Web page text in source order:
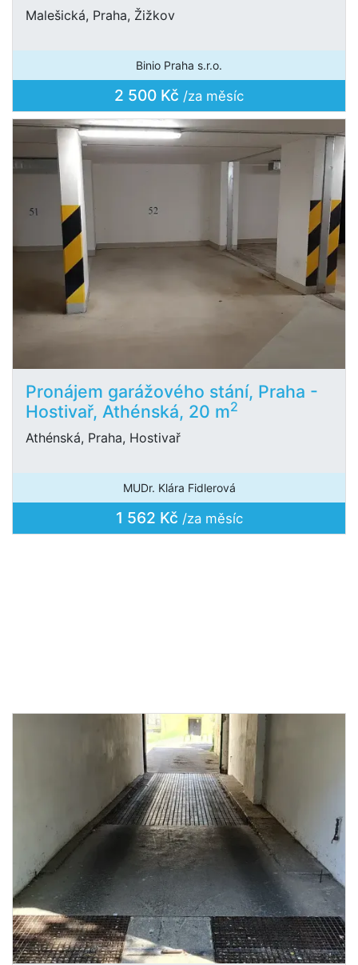
Malešická, Praha, Žižkov
Binio Praha s.r.o.
2 500 Kč /za měsíc
Pronájem garážového stání, Praha -
Hostivař, Athénská, 20 m2
Athénská, Praha, Hostivař
MUDr. Klára Fidlerová
1 562 Kč /za měsíc